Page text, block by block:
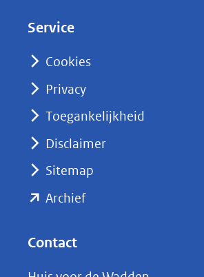
nieuw
naar
Service
Cookies
Privacy
Toegankelijkheid
Disclaimer
Sitemap
Archief(opent
Contact